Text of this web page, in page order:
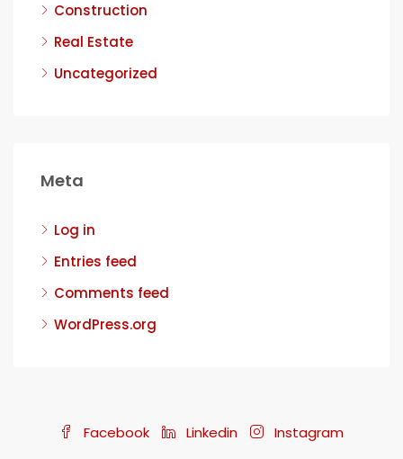
Construction
Real Estate
Uncategorized
Meta
Log in
Entries feed
Comments feed
WordPress.org
Facebook Linkedin
Instagram